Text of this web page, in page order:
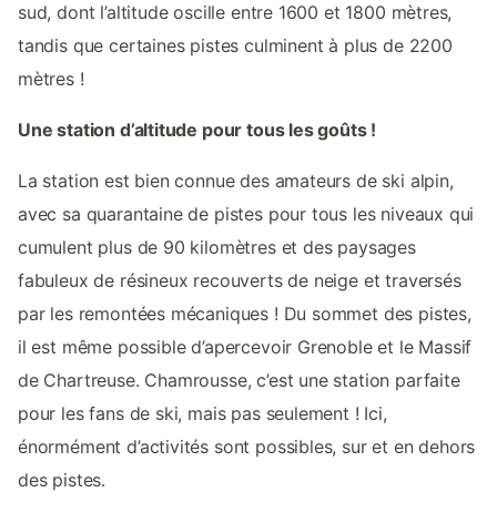
sud, dont l’altitude oscille entre 1600 et 1800 mètres,
tandis que certaines pistes culminent à plus de 2200
mètres !
Une station d’altitude pour tous les goûts !
La station est bien connue des amateurs de ski alpin,
avec sa quarantaine de pistes pour tous les niveaux qui
cumulent plus de 90 kilomètres et des paysages
fabuleux de résineux recouverts de neige et traversés
par les remontées mécaniques ! Du sommet des pistes,
il est même possible d’apercevoir Grenoble et le Massif
de Chartreuse. Chamrousse, c’est une station parfaite
pour les fans de ski, mais pas seulement ! Ici,
énormément d’activités sont possibles, sur et en dehors
des pistes.